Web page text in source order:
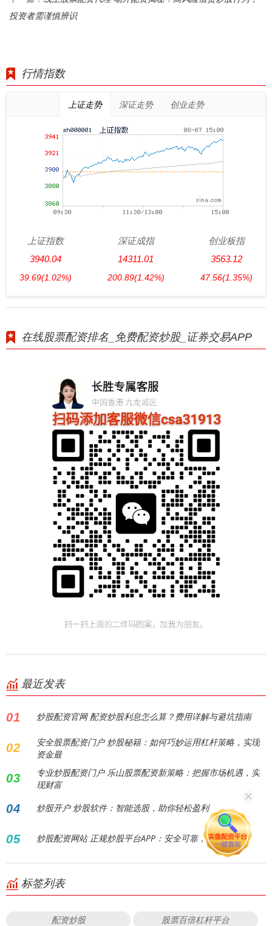
投资者需谨慎辨识
行情指数
上证走势 深证走势 创业走势
上证指数
3940.04
39.69(1.02%)
深证成指
14311.01
200.89(1.42%)
创业板指
3563.12
47.56(1.35%)
在线股票配资排名_免费配资炒股_证券交易APP
最近发表
01 炒股配资官网 配资炒股利息怎么算？费用详解与避坑指南
02
安全股票配资门户 炒股秘籍：如何巧妙运用杠杆策略，实现
资金最
03
专业炒股配资门户 乐山股票配资新策略：把握市场机遇，实
现财富
04 炒股开户 炒股软件：智能选股，助你轻松盈利
05 炒股配资网站 正规炒股平台APP：安全可靠，投资首选！
标签列表
配资炒股 股票百倍杠杆平台